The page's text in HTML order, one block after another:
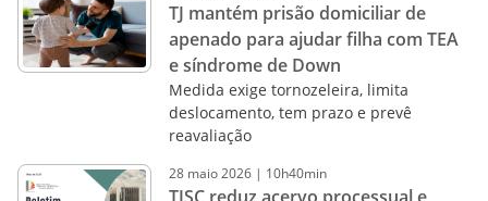
TJ mantém prisão domiciliar de
apenado para ajudar filha com TEA
e síndrome de Down
Medida exige tornozeleira, limita
deslocamento, tem prazo e prevê
reavaliação
28 maio2026 | 10h40min